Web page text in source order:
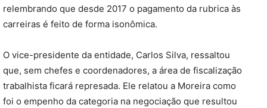
relembrando que desde 2017 o pagamento da rubrica às
carreiras é feito de forma isonômica.
O vice-presidente da entidade, Carlos Silva, ressaltou
que, sem chefes e coordenadores, a área de fiscalização
trabalhista ficará represada. Ele relatou a Moreira como
foi o empenho da categoria na negociação que resultou